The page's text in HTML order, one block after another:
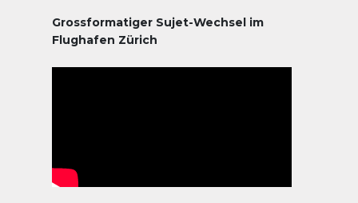
Grossformatiger Sujet-Wechsel im
Flughafen Zürich